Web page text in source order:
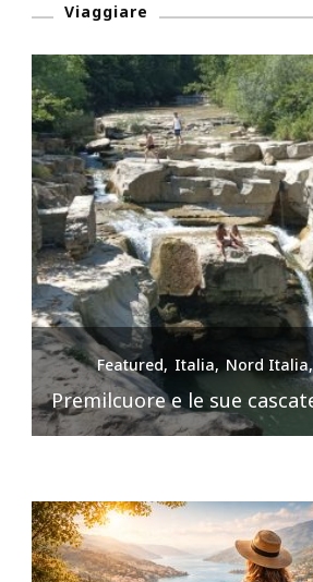
Viaggiare
Featured Italia Nord Italia
Premilcuore e le sue